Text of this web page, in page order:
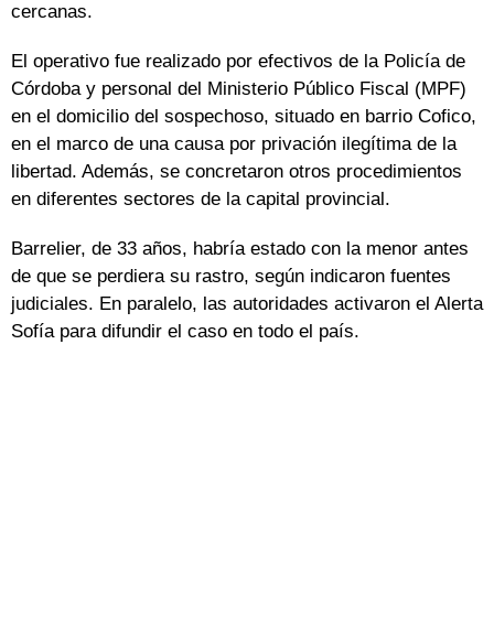
cercanas.
El operativo fue realizado por efectivos de la Policía de
Córdoba y personal del Ministerio Público Fiscal (MPF)
en el domicilio del sospechoso, situado en barrio Cofico,
en el marco de una causa por privación ilegítima de la
libertad. Además, se concretaron otros procedimientos
en diferentes sectores de la capital provincial.
Barrelier, de 33 años, habría estado con la menor antes
de que se perdiera su rastro, según indicaron fuentes
judiciales. En paralelo, las autoridades activaron el Alerta
Sofía para difundir el caso en todo el país.